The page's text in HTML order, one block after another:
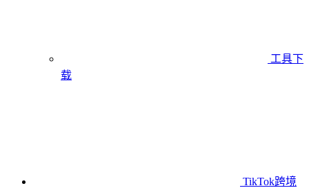
工具下
载
TikTok跨境